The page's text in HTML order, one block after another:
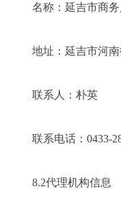
名称：延吉市商务
地址：延吉市河南
联系人：朴英
联系电话：0433-
8.2代理机构信息